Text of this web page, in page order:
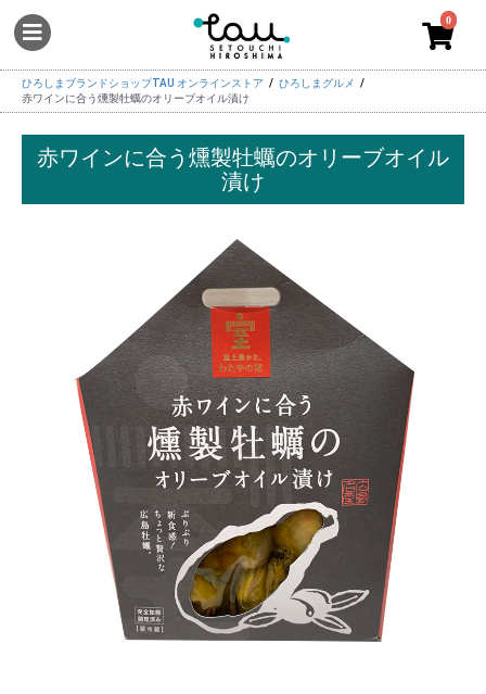
0
ひろしまブランドショップTAU オンラインストア
ひろしまグルメ
赤ワインに合う燻製牡蠣のオリーブオイル漬け
赤ワインに合う燻製牡蠣のオリーブオイル
漬け